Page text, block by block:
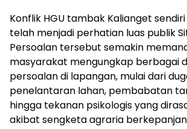
Konflik HGU tambak Kalianget
telah menjadi perhatian luas publik
Persoalan tersebut semakin
masyarakat mengungkap berbagai
persoalan di lapangan, mulai dari
penelantaran lahan, pembabatan
hingga tekanan psikologis yang
akibat sengketa agraria